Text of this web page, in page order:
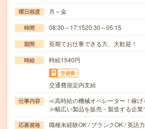
曜日頻度 月～金
時間 08:30～17:1520:30～05:15
期間 長期でお仕事できる方、大歓迎！
時給 時給1540円
交通費
交通費規定内支給
仕事内容
≪高時給の機械オペレーター！稼げ
≫幅広い製品を販売・製造する企
応募資格
職種未経験OK / ブランクOK / 英語